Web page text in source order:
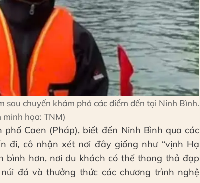
sau chuyến khám phá các điểm đến tại Ninh Bình.
minh họa: TNM)
Caen (Pháp), biết đến Ninh Bình qua các
đi, cô nhận xét nơi đây giống như “vịnh Hạ
bình hơn, nơi du khách có thể thong thả đạp
đá và thưởng thức các chương trình nghệ